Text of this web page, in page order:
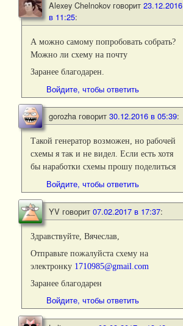
Alexey Chelnokov говорит 23.12.2016
в 11:25:
А можно самому попробовать собрать?
Можно ли схему на почту
Заранее благодарен.
Войдите, чтобы ответить
gorozha говорит 30.12.2016 в 05:39:
Такой генератор возможен, но рабочей
схемы я так и не видел. Если есть хотя
бы наработки схемы прошу поделиться
Войдите, чтобы ответить
YV говорит 07.02.2017 в 17:37:
Здравствуйте, Вячеслав,
Отправьте пожалуйста схему на
электронку 1710985@gmail.com
Заранее благодарен
Войдите, чтобы ответить